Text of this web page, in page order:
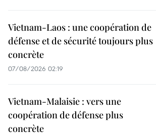
Vietnam-Laos : une coopération de
défense et de sécurité toujours plus
concrète
07/08/2026 02:19
Vietnam-Malaisie : vers une
coopération de défense plus
concrète